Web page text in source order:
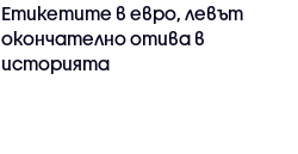
Етикетите в евро, левът
окончателно отива в
историята